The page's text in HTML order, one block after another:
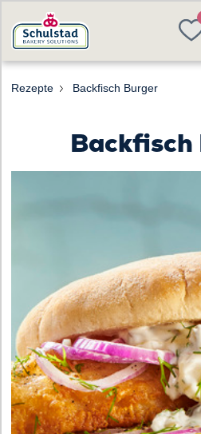
Rezepte Backfisch Burger